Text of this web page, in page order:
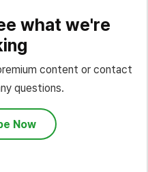
what we're
content or contact
questions.
Now